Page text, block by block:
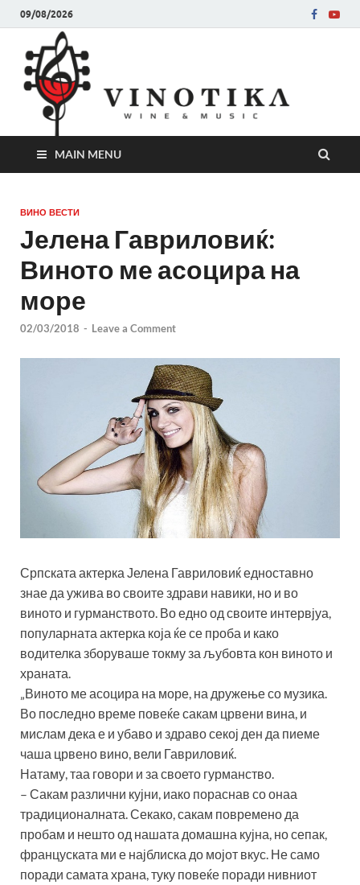
09/08/2026
MAIN MENU
ВИНО ВЕСТИ
Јелена Гавриловиќ:
Виното ме асоцира на
море
02/03/2018 - Leave a Comment
Српската актерка Јелена Гавриловиќ едноставно
знае да ужива во своите здрави навики, но и во
виното и гурманството. Во едно од своите интервјуа,
популарната актерка која ќе се проба и како
водителка зборуваше токму за љубовта кон виното и
храната.
„Виното ме асоцира на море, на дружење со музика.
Во последно време повеќе сакам црвени вина, и
мислам дека е и убаво и здраво секој ден да пиеме
чаша црвено вино, вели Гавриловиќ.
Натаму, таа говори и за своето гурманство.
– Сакам различни кујни, иако пораснав со онаа
традиционалната. Секако, сакам повремено да
пробам и нешто од нашата домашна кујна, но сепак,
француската ми е најблиска до мојот вкус. Не само
поради самата храна, туку повеќе поради нивниот